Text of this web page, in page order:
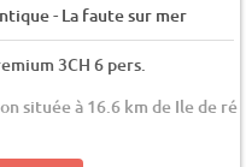
- La faute sur mer
3CH 6 pers.
située à 16.6 km de Ile de ré